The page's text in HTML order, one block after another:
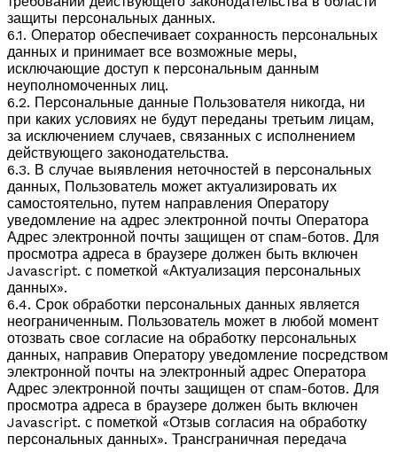
защиты персональных данных.
6.1. Оператор обеспечивает сохранность персональных
данных и принимает все возможные меры,
исключающие доступ к персональным данным
неуполномоченных лиц.
6.2. Персональные данные Пользователя никогда, ни
при каких условиях не будут переданы третьим лицам,
за исключением случаев, связанных с исполнением
действующего законодательства.
6.3. В случае выявления неточностей в персональных
данных, Пользователь может актуализировать их
самостоятельно, путем направления Оператору
уведомление на адрес электронной почты Оператора
Адрес электронной почты защищен от спам-ботов. Для
просмотра адреса в браузере должен быть включен
Javascript. с пометкой «Актуализация персональных
данных».
6.4. Срок обработки персональных данных является
неограниченным. Пользователь может в любой момент
отозвать свое согласие на обработку персональных
данных, направив Оператору уведомление посредством
электронной почты на электронный адрес Оператора
Адрес электронной почты защищен от спам-ботов. Для
просмотра адреса в браузере должен быть включен
Javascript. с пометкой «Отзыв согласия на обработку
персональных данных». Трансграничная передача